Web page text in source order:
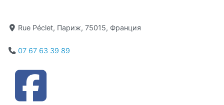
Rue Péclet, Париж, 75015, Франция
07 67 63 39 89